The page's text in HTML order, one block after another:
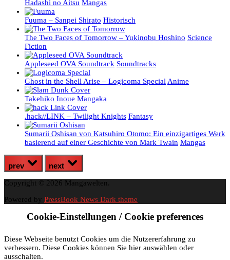
Hadashi no Aitsu Mangas
Fuuma – Sanpei Shirato Historisch
The Two Faces of Tomorrow – Yukinobu Hoshino Science
Fiction
Appleseed OVA Soundtrack Soundtracks
Ghost in the Shell Arise – Logicoma Special Anime
Takehiko Inoue Mangaka
.hack//LINK – Twilight Knights Fantasy
Sumarii Oshisan von Katsuhiro Otomo: Ein einzigartiges Werk
basierend auf einer Geschichte von Mark Twain Mangas
prev next
Copyright © 2026 Mangawelten.
Powered by PressBook News Dark theme
Cookie-Einstellungen / Cookie preferences
Diese Webseite benutzt Cookies um die Nutzererfahrung zu
verbessern. Diese Cookies können Sie hier auswählen oder
ausschalten.